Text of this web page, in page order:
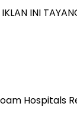
INI
Hospitals